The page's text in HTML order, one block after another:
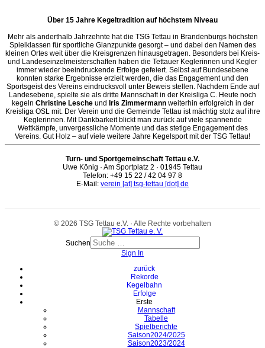
Über 15 Jahre Kegeltradition auf höchstem Niveau
Mehr als anderthalb Jahrzehnte hat die TSG Tettau in Brandenburgs höchsten
Spielklassen für sportliche Glanzpunkte gesorgt – und dabei den Namen des
kleinen Ortes weit über die Kreisgrenzen hinausgetragen. Besonders bei Kreis-
und Landeseinzelmeisterschaften haben die Tettauer Keglerinnen und Kegler
immer wieder beeindruckende Erfolge gefeiert. Selbst auf Bundesebene
konnten starke Ergebnisse erzielt werden, die das Engagement und den
Sportsgeist des Vereins eindrucksvoll unter Beweis stellen. Nachdem Ende auf
Landesebene, spielte sie als dritte Mannschaft in der Kreisliga C. Heute noch
kegeln Christine Lescheund Iris Zimmermannweiterhin erfolgreich in der
Kreisliga OSL mit. Der Verein und die Gemeinde Tettau ist mächtig stolz auf ihre
Keglerinnen. Mit Dankbarkeit blickt man zurück auf viele spannende
Wettkämpfe, unvergessliche Momente und das stetige Engagement des
Vereins. Gut Holz – auf viele weitere Jahre Kegelsport mit der TSG Tettau!
Turn- und Sportgemeinschaft Tettau e.V.
Uwe König · Am Sportplatz 2 · 01945 Tettau
Telefon: +49 15 22 / 42 04 97 8
E-Mail: verein [at] tsg-tettau [dot] de
© 2026 TSG Tettau e.V. · Alle Rechte vorbehalten
Suchen
Sign In
zurück
Rekorde
Kegelbahn
Erfolge
Erste
Mannschaft
Tabelle
Spielberichte
Saison2024/2025
Saison2023/2024